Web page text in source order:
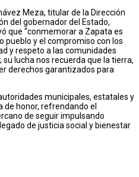
Meza, titular de la Dirección
del gobernador del Estado,
que “conmemorar a Zapata es
y el compromiso con los
y respeto a las comunidades
lucha nos recuerda que la tierra,
derechos garantizados para
municipales, estatales y
honor, refrendando el
de seguir impulsando
de justicia social y bienestar